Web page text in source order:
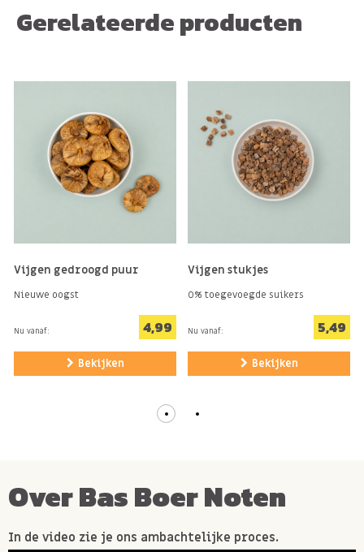
Gerelateerde producten
Vijgen gedroogd puur
Nieuwe oogst
Nu vanaf: 4,99
Bekijken
Vijgen stukjes
0% toegevoegde suikers
Nu vanaf: 5,49
Bekijken
Over Bas Boer Noten
In de video zie je ons ambachtelijke proces.